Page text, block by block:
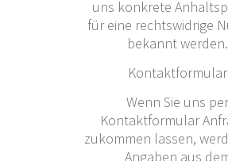
uns konkrete
für eine rechtswidrige
bekannt werden.
Kontaktformular
Wenn Sie uns
Kontaktformular
zukommen lassen,
Angaben aus